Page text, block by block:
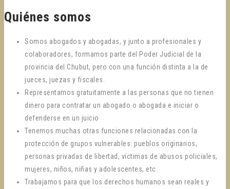
Quiénes somos
Somos abogados y abogadas, y junto a profesionales y
colaboradores, formamos parte del Poder Judicial de la
provincia del Chubut, pero con una función distinta a la de
jueces, juezas y fiscales.
Representamos gratuitamente a las personas que no tienen
dinero para contratar un abogado o abogada e iniciar o
defenderse en un juicio
Tenemos muchas otras funciones relacionadas con la
protección de grupos vulnerables: pueblos originarios,
personas privadas de libertad, víctimas de abusos policiales,
mujeres, niños, niñas y adolescentes, etc.
Trabajamos para que los derechos humanos sean reales y